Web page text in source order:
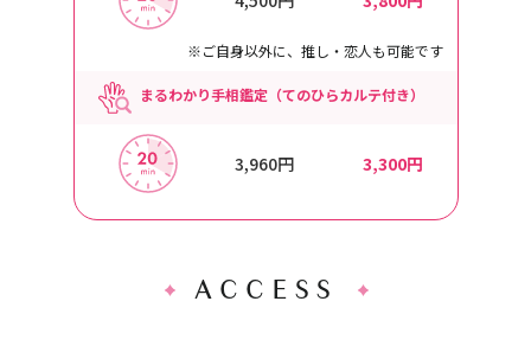
※ご自身以外に、推し・恋人も可能です
まるわかり手相鑑定（てのひらカルテ付き）
3,960円 3,300円
ACCESS